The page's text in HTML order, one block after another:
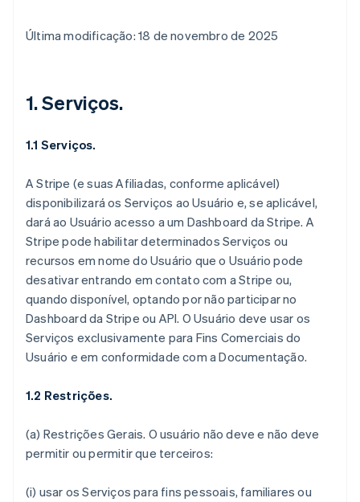
Última modificação: 18 de novembro de 2025
1. Serviços.
1.1 Serviços.
A Stripe (e suas Afiliadas, conforme aplicável)
disponibilizará os Serviços ao Usuário e, se aplicável,
dará ao Usuário acesso a um Dashboard da Stripe. A
Stripe pode habilitar determinados Serviços ou
recursos em nome do Usuário que o Usuário pode
desativar entrando em contato com a Stripe ou,
quando disponível, optando por não participar no
Dashboard da Stripe ou API. O Usuário deve usar os
Serviços exclusivamente para Fins Comerciais do
Usuário e em conformidade com a Documentação.
1.2 Restrições.
(a) Restrições Gerais. O usuário não deve e não deve
permitir ou permitir que terceiros:
(i) usar os Serviços para fins pessoais, familiares ou